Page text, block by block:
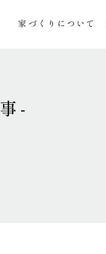
家づくりについて
-